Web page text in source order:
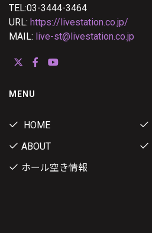
TEL:03-3444-3464
URL: https://livestation.co.jp/
MAIL: live-st@livestation.co.jp
MENU
HOME
ABOUT
ホール空き情報